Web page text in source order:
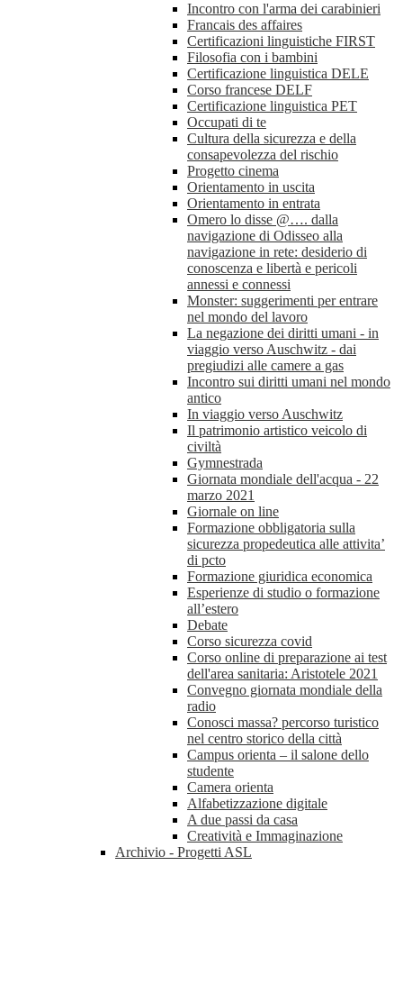
Incontro con l'arma dei carabinieri
Francais des affaires
Certificazioni linguistiche FIRST
Filosofia con i bambini
Certificazione linguistica DELE
Corso francese DELF
Certificazione linguistica PET
Occupati di te
Cultura della sicurezza e della
consapevolezza del rischio
Progetto cinema
Orientamento in uscita
Orientamento in entrata
Omero lo disse @…. dalla
navigazione di Odisseo alla
navigazione in rete: desiderio di
conoscenza e libertà e pericoli
annessi e connessi
Monster: suggerimenti per entrare
nel mondo del lavoro
La negazione dei diritti umani - in
viaggio verso Auschwitz - dai
pregiudizi alle camere a gas
Incontro sui diritti umani nel mondo
antico
In viaggio verso Auschwitz
Il patrimonio artistico veicolo di
civiltà
Gymnestrada
Giornata mondiale dell'acqua - 22
marzo 2021
Giornale on line
Formazione obbligatoria sulla
sicurezza propedeutica alle attivita’
di pcto
Formazione giuridica economica
Esperienze di studio o formazione
all’estero
Debate
Corso sicurezza covid
Corso online di preparazione ai test
dell'area sanitaria: Aristotele 2021
Convegno giornata mondiale della
radio
Conosci massa? percorso turistico
nel centro storico della città
Campus orienta – il salone dello
studente
Camera orienta
Alfabetizzazione digitale
A due passi da casa
Creatività e Immaginazione
Archivio - Progetti ASL